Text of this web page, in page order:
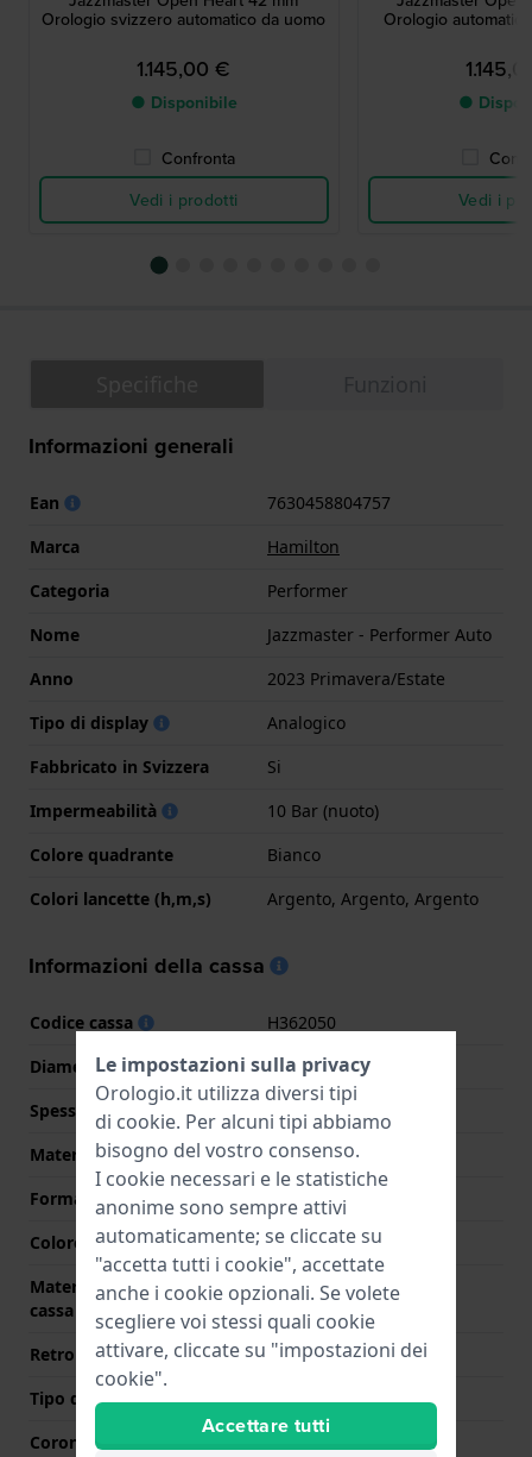
Orologio svizzero automatico da uomo
1.145,00 €
● Disponibile
Confronta
Vedi i prodotti
Orologio
●
Vedi i
Informazioni generali
Ean
7630458804757
Marca
Hamilton
Categoria
Performer
Nome
Jazzmaster - Performer Auto
Anno
2023 Primavera/Estate
Tipo di display
Analogico
Fabbricato in Svizzera
Si
Impermeabilità
10 Bar (nuoto)
Colore quadrante
Bianco
Colori lancette (h,m,s)
Argento, Argento, Argento
Informazioni della cassa
Codice cassa
H362050
Diametro
38 mm
Spessore della cassa
11.5 mm
Materiale cassa
Acciaio inox
Forma della cassa
Rotondo
Colore della cassa
Argento
Materiale del retro della
cassa
Acciaio inox
Retro cassa
Trasparente
Tipo di vetro
Zaffiro
Corona
Le impostazioni sulla privacy
Orologio.it utilizza diversi tipi
di cookie. Per alcuni tipi abbiamo
bisogno del vostro consenso.
I cookie necessari e le statistiche
anonime sono sempre attivi
automaticamente; se cliccate su
"accetta tutti i cookie", accettate
anche i cookie opzionali. Se volete
scegliere voi stessi quali cookie
attivare, cliccate su "impostazioni dei
cookie".
Accettare tutti